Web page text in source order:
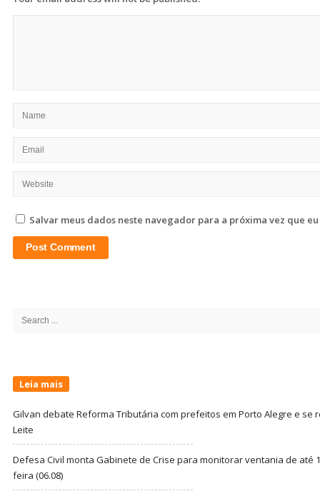
Salvar meus dados neste navegador para a próxima vez que
Search
Leia mais
Gilvan debate Reforma Tributária com prefeitos em Porto Alegre e se
Leite
Defesa Civil monta Gabinete de Crise para monitorar ventania de até
feira (06.08)